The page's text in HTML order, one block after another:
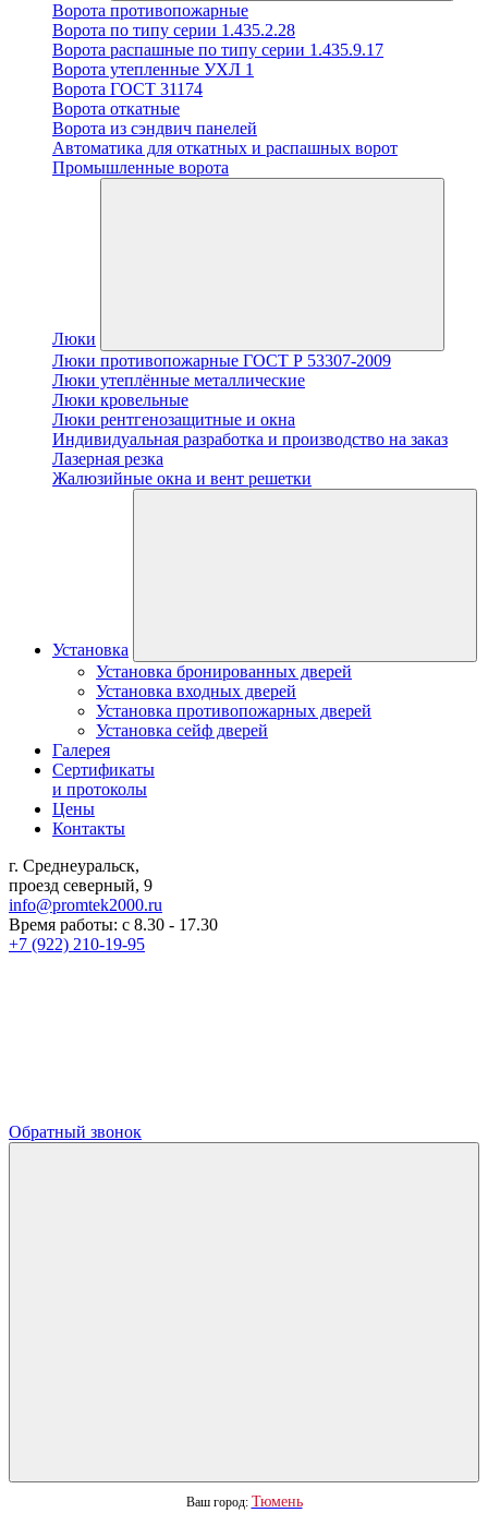
Ворота противопожарные
Ворота по типу серии 1.435.2.28
Ворота распашные по типу серии 1.435.9.17
Ворота утепленные УХЛ 1
Ворота ГОСТ 31174
Ворота откатные
Ворота из сэндвич панелей
Автоматика для откатных и распашных ворот
Промышленные ворота
Люки
Люки противопожарные ГОСТ Р 53307-2009
Люки утеплённые металлические
Люки кровельные
Люки рентгенозащитные и окна
Индивидуальная разработка и производство на заказ
Лазерная резка
Жалюзийные окна и вент решетки
Установка
Установка бронированных дверей
Установка входных дверей
Установка противопожарных дверей
Установка сейф дверей
Галерея
Сертификаты
и протоколы
Цены
Контакты
г. Среднеуральск,
проезд северный, 9
info@promtek2000.ru
Время работы: с 8.30 - 17.30
+7 (922) 210-19-95
Обратный звонок
Ваш город: Тюмень